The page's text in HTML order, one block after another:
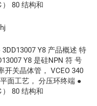
80 结构和
Y8 产品概述 特
Y8 是硅NPN 符 号
开关晶体管， VCEO 340
面工艺， 分压环终端 ●
80 结构和